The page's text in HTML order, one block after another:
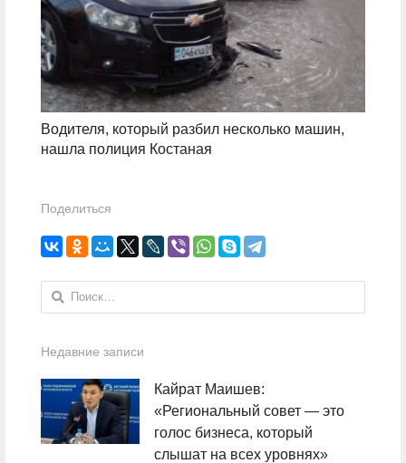
Водителя, который разбил несколько машин,
нашла полиция Костаная
Поделиться
Найти:
Недавние записи
Кайрат Маишев:
«Региональный совет — это
голос бизнеса, который
слышат на всех уровнях»